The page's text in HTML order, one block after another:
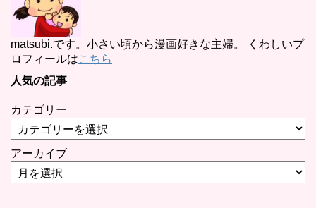
matsubi.です。小さい頃から漫画好きな主婦。 くわしいプ
ロフィールはこちら
人気の記事
カテゴリー
アーカイブ